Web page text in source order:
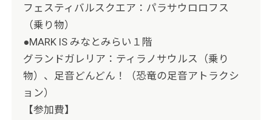
フェスティバルスクエア：パラサウロロフス
（乗り物）
●MARK IS みなとみらい１階
グランドガレリア：ティラノサウルス（乗り
物）、足音どんどん！（恐竜の足音アトラクシ
ョン）
【参加費】